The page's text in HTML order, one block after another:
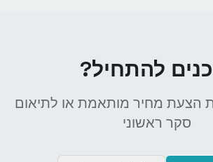
להתחיל?
הצעת מחיר מותאמת או לתיאום
סקר ראשוני